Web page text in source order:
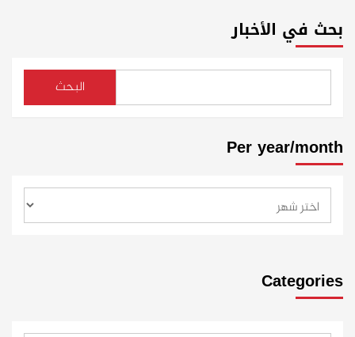
بحث في الأخبار
البحث
Per year/month
Categories